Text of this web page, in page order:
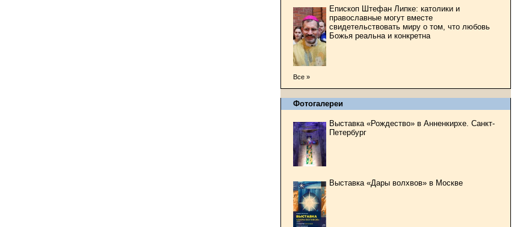
Епископ Штефан Липке: католики и
православные могут вместе
свидетельствовать миру о том, что любовь
Божья реальна и конкретна
Все »
Фотогалереи
Выставка «Рождество» в Анненкирхе. Санкт-
Петербург
Выставка «Дары волхвов» в Москве